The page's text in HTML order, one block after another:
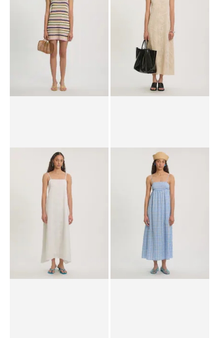
Gebreide jurk 'Arzu'
€ 79,90 € 59,90 € 79,90 € 59,90